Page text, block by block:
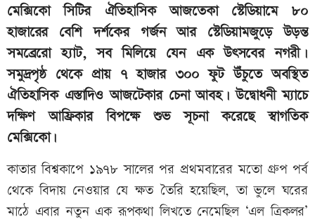
মেক্সিকো সিটির ঐতিহাসিক আজতেকা স্টেডিয়ামে ৮০
হাজারের বেশি দর্শকের গর্জন আর স্টেডিয়ামজুড়ে উড়ন্ত
সমব্রেরো হ্যাট, সব মিলিয়ে যেন এক উৎসবের নগরী।
সমুদ্রপৃষ্ঠ থেকে প্রায় ৭ হাজার ৩০০ ফুট উঁচুতে অবস্থিত
ঐতিহাসিক এস্তাদিও আজটেকার চেনা আবহ। উদ্বোধনী ম্যাচে
দক্ষিণ আফ্রিকার বিপক্ষে শুভ সূচনা করেছে স্বাগতিক
মেক্সিকো।
কাতার বিশ্বকাপে ১৯৭৮ সালের পর প্রথমবারের মতো গ্রুপ পর্ব
থেকে বিদায় নেওয়ার যে ক্ষত তৈরি হয়েছিল, তা ভুলে ঘরের
মাঠে এবার নতুন এক রূপকথা লিখতে নেমেছিল ‘এল ত্রিকলর’